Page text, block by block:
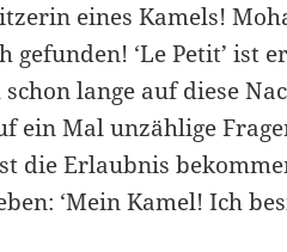
eines Kamels!
‘Le Petit’ ist
lange auf diese
ein Mal unzählige
die Erlaubnis
‘Mein Kamel! Ich